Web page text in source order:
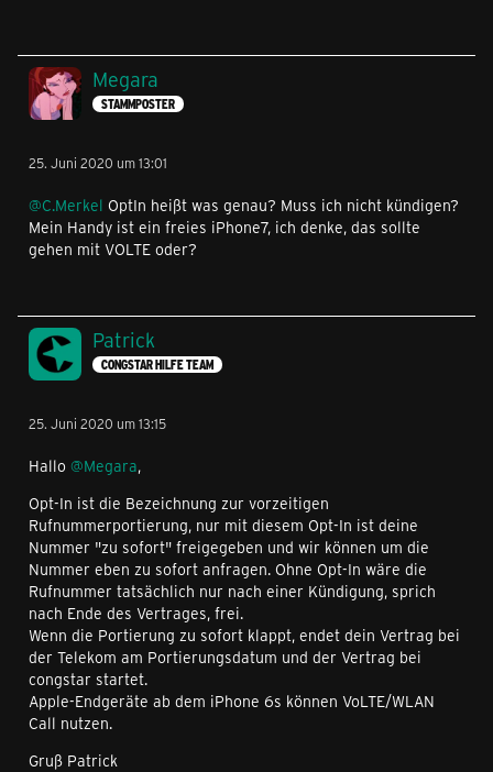
Megara
STAMMPOSTER
25. Juni 2020 um 13:01
@C.Merkel OptIn heißt was genau? Muss ich nicht kündigen?
Mein Handy ist ein freies iPhone7, ich denke, das sollte
gehen mit VOLTE oder?
Patrick
CONGSTAR HILFE TEAM
25. Juni 2020 um 13:15
Hallo @Megara,
Opt-In ist die Bezeichnung zur vorzeitigen
Rufnummerportierung, nur mit diesem Opt-In ist deine
Nummer "zu sofort" freigegeben und wir können um die
Nummer eben zu sofort anfragen. Ohne Opt-In wäre die
Rufnummer tatsächlich nur nach einer Kündigung, sprich
nach Ende des Vertrages, frei.
Wenn die Portierung zu sofort klappt, endet dein Vertrag bei
der Telekom am Portierungsdatum und der Vertrag bei
congstar startet.
Apple-Endgeräte ab dem iPhone 6s können VoLTE/WLAN
Call nutzen.
Gruß Patrick